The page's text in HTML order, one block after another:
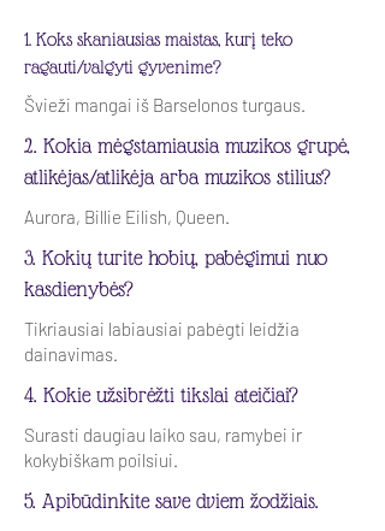
1. Koks skaniausias maistas, kurį teko
ragauti/valgyti gyvenime?
Švieži mangai iš Barselonos turgaus.
2. Kokia mėgstamiausia muzikos grupė,
atlikėjas/atlikėja arba muzikos stilius?
Aurora, Billie Eilish, Queen.
3. Kokių turite hobių, pabėgimui nuo
kasdienybės?
Tikriausiai labiausiai pabėgti leidžia
dainavimas.
4. Kokie užsibrėžti tikslai ateičiai?
Surasti daugiau laiko sau, ramybei ir
kokybiškam poilsiui.
5. Apibūdinkite save dviem žodžiais.